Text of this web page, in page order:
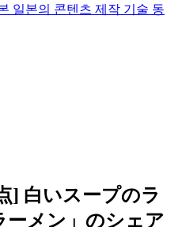
일본의 콘텐츠 제작 기술 동
] 白いスープのラ
ーメン」のシェア